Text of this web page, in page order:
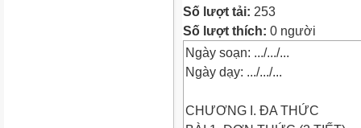
Số lượt tải: 253
Số lượt thích: 0 người
Ngày soạn: .../.../...
Ngày dạy: .../.../...
CHƯƠNG I. ĐA THỨC